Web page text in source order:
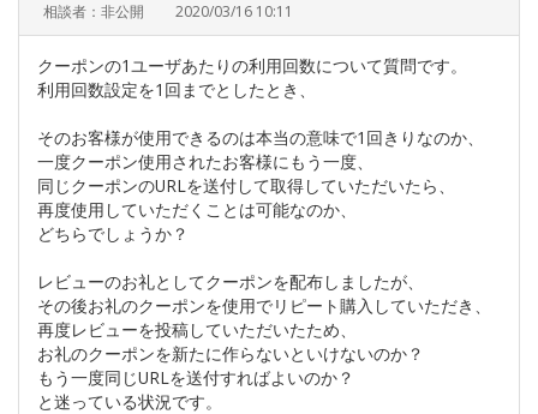
相談者：非公開 2020/03/16 10:11
クーポンの1ユーザあたりの利用回数について質問です。
利用回数設定を1回までとしたとき、
そのお客様が使用できるのは本当の意味で1回きりなのか、
一度クーポン使用されたお客様にもう一度、
同じクーポンのURLを送付して取得していただいたら、
再度使用していただくことは可能なのか、
どちらでしょうか？
レビューのお礼としてクーポンを配布しましたが、
その後お礼のクーポンを使用でリピート購入していただき、
再度レビューを投稿していただいたため、
お礼のクーポンを新たに作らないといけないのか？
もう一度同じURLを送付すればよいのか？
と迷っている状況です。